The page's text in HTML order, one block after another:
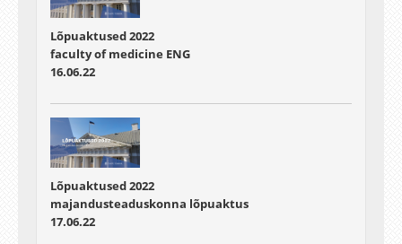
Lõpuaktused 2022
faculty of medicine ENG
16.06.22
Lõpuaktused 2022
majandusteaduskonna lõpuaktus
17.06.22